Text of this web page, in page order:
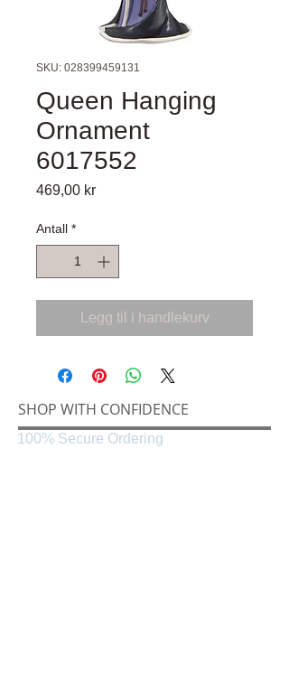
SKU: 028399459131
Queen Hanging
Ornament
6017552
469,00 krPris
Antall *
Legg til i handlekurv
SHOP WITH CONFIDENCE
100% Secure Ordering